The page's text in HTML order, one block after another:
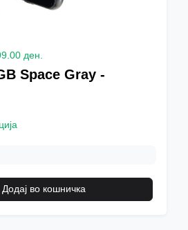
ден.
Space Gray -
Додај во кошничка